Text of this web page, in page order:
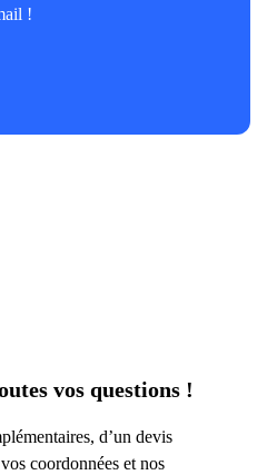
!
vos questions !
d’un devis
coordonnées et nos